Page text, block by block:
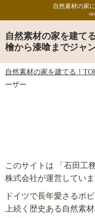
自然素材の家を建て
檜から漆喰までジャ
自然素材の家
自然素材の家を建てる！
ーザー
このサイトは 「石田工
株式会社が運営していま
ドイツで長年愛さるポ
上続く歴史ある自然素